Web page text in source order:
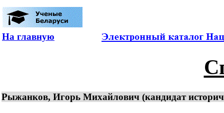
На главную
Рыжанков, Игорь Михайлович (кандидат